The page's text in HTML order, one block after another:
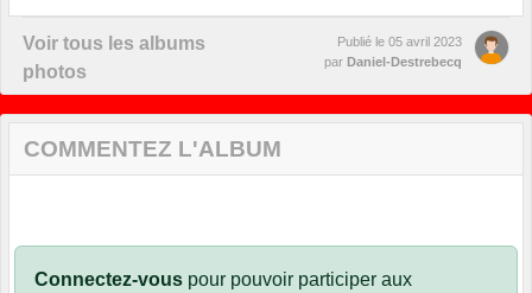
Voir tous les albums
photos
Publié le 05 avril 2023
par Daniel-Destrebecq
COMMENTEZ L'ALBUM
Connectez-vous pour pouvoir participer aux